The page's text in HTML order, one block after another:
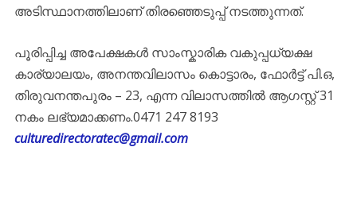
അടിസ്ഥാനത്തിലാണ് തിരഞ്ഞെടുപ്പ് നടത്തുന്നത്.
പൂരിപ്പിച്ച അപേക്ഷകൾ സാംസ്കാരിക വകുപ്പധ്യക്ഷ
കാര്യാലയം, അനന്തവിലാസം കൊട്ടാരം, ഫോർട്ട് പി.ഒ,
തിരുവനന്തപുരം – 23, എന്ന വിലാസത്തിൽ ആഗസ്റ്റ് 31
നകം ലഭ്യമാക്കണം.0471 247 8193
culturedirectoratec@gmail.com